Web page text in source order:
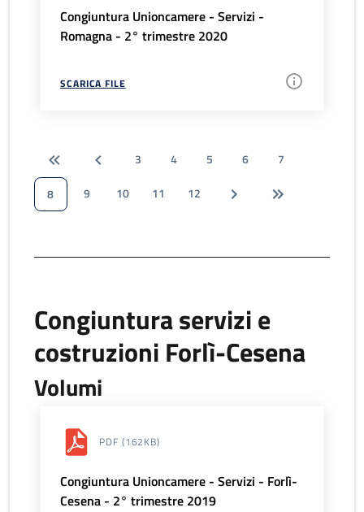
Congiuntura Unioncamere - Servizi -
Romagna - 2° trimestre 2020
SCARICA FILE
3 4 5 6
7
8
9 10 11 12
Congiuntura servizi e
costruzioni Forlì-Cesena
Volumi
PDF (162KB)
Congiuntura Unioncamere - Servizi - Forlì-
Cesena - 2° trimestre 2019